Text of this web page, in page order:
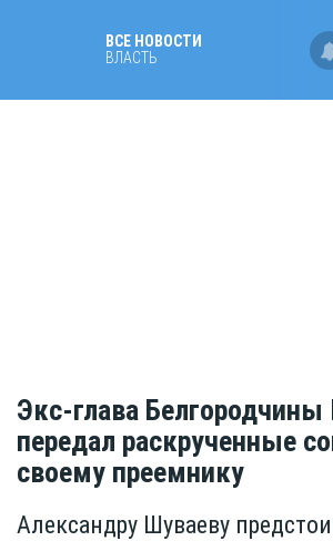
ВСЕ НОВОСТИ
ВЛАСТЬ
Экс-глава Белгородчины
передал раскрученные
своему преемнику
Александру Шуваеву